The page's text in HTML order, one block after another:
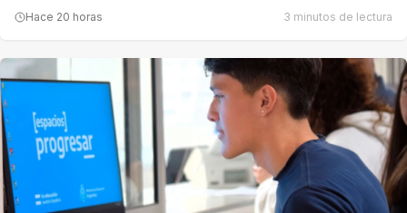
Hace 20 horas 3 minutos de lectura